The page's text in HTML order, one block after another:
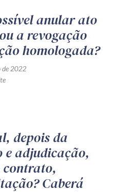
anular ato
a revogação
homologada?
de 2022
depois da
e adjudicação,
contrato,
Caberá